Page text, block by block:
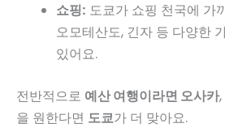
쇼핑: 도쿄가 쇼핑 천국에 가
오모테산도, 긴자 등 다양한
있어요.
전반적으로 예산 여행이라면 오사카
을 원한다면 도쿄가 더 맞아요.